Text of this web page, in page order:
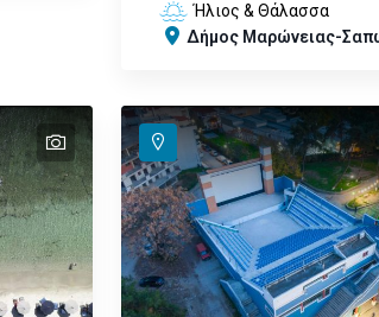
Ήλιος & Θάλασσα
Δήμος Μαρώνειας-
text
text
text
text